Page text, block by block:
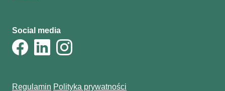
Social media
Regulamin Polityka prywatności